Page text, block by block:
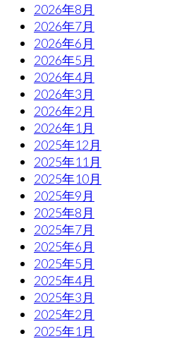
2026年8月
2026年7月
2026年6月
2026年5月
2026年4月
2026年3月
2026年2月
2026年1月
2025年12月
2025年11月
2025年10月
2025年9月
2025年8月
2025年7月
2025年6月
2025年5月
2025年4月
2025年3月
2025年2月
2025年1月